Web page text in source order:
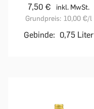
7,50 €
inkl. MwSt.
Grundpreis: 10,00 €/l
Gebinde: 0,75 Liter